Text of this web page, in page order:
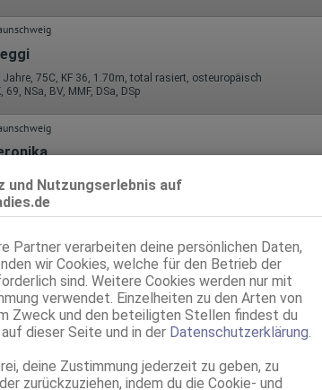
und Nutzungserlebnis auf
Partner verarbeiten deine persönlichen Daten,
wir Cookies, welche für den Betrieb der
sind. Weitere Cookies werden nur mit
verwendet. Einzelheiten zu den Arten von
Zweck und den beteiligten Stellen findest du
dieser Seite und in der Datenschutzerklärung
deine Zustimmung jederzeit zu geben, zu
zurückzuziehen, indem du die Cookie- und
Jahre, 75C, KF 36, 1.70m, total rasiert, osteuropäisch
69, NSa, BV, MMF, DSa, DSp
69, Franz b. Ihr, BV, Schmu., Kuscheln, Körperküs., DSp
Rebenring 18
MASCHA - Super Service! 100% Original
Jahre, 75B, KF 34, 1.64m, 50 kg, total rasiert, osteuropäisch
AV, 69, GF6, Franz b. Ihr, BV, Schmu., Kuscheln